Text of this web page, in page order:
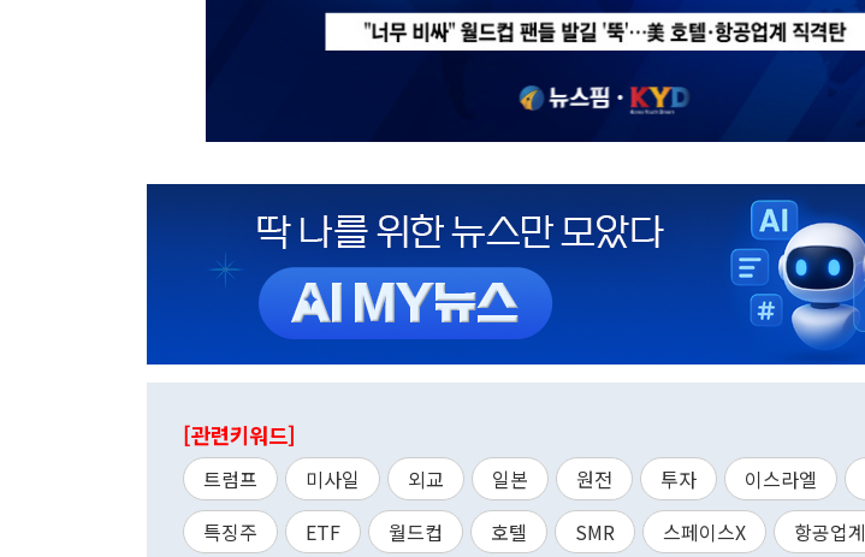
[관련키워드]
트럼프 미사일 외교 일본 원전 투자 이스라엘
특징주
ETF 월드컵 호텔 SMR 스페이스X 항공업계